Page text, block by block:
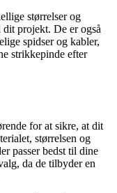
størrelser og
projekt. De er også
spidser og kabler,
strikkepinde efter
for at sikre, at dit
størrelsen og
passer bedst til dine
da de tilbyder en